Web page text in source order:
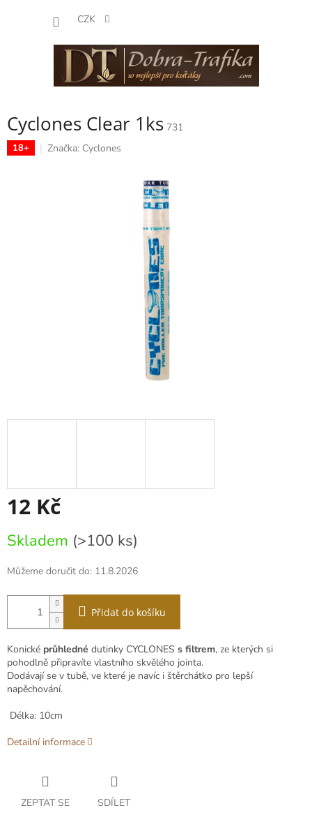
CZK
Cyclones Clear 1ks 731
18+ Značka: Cyclones
12 Kč
cena:
Skladem (>100 ks)
Můžeme doručit do: 11.8.2026
Přidat do košíku
Konické průhledné dutinky CYCLONES s filtrem, ze kterých si
pohodlně připravíte vlastního skvělého jointa.
Dodávají se v tubě, ve které je navíc i štěrchátko pro lepší
napěchování.
Délka: 10cm
Detailní informace
ZEPTAT SE SDÍLET